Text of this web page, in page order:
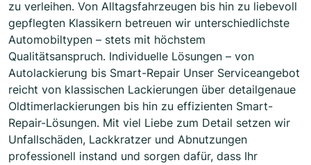
zu verleihen. Von Alltagsfahrzeugen bis hin zu liebevoll
gepflegten Klassikern betreuen wir unterschiedlichste
Automobiltypen – stets mit höchstem
Qualitätsanspruch. Individuelle Lösungen – von
Autolackierung bis Smart-Repair Unser Serviceangebot
reicht von klassischen Lackierungen über detailgenaue
Oldtimerlackierungen bis hin zu effizienten Smart-
Repair-Lösungen. Mit viel Liebe zum Detail setzen wir
Unfallschäden, Lackkratzer und Abnutzungen
professionell instand und sorgen dafür, dass Ihr